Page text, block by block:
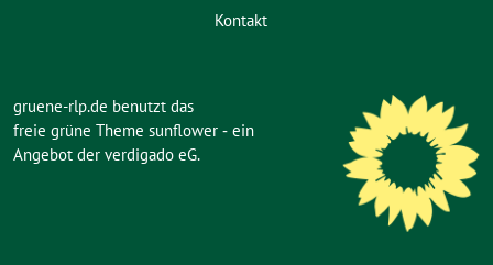
Kontakt
gruene-rlp.de benutzt das
freie grüne Theme sunflower ‐ ein
Angebot der verdigado eG.